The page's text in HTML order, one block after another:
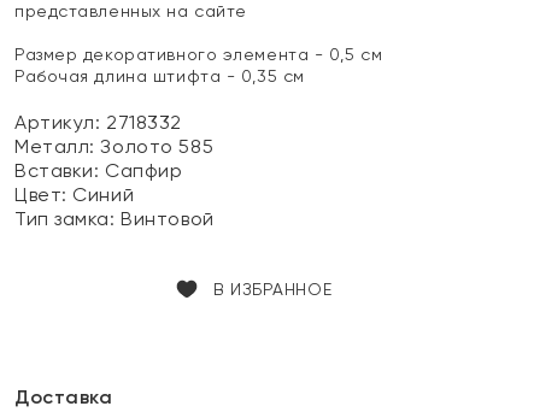
представленных на сайте
Размер декоративного элемента - 0,5 см
Рабочая длина штифта - 0,35 см
Артикул: 2718332
Металл:Золото 585
Вставки: Сапфир
Цвет: Синий
Тип замка:Винтовой
В ИЗБРАННОЕ
Доставка